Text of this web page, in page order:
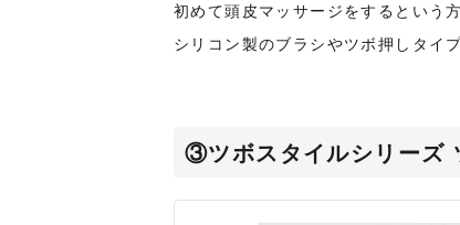
初めて頭皮マッサージをするという
シリコン製のブラシやツボ押しタイ
③ツボスタイルシリーズ